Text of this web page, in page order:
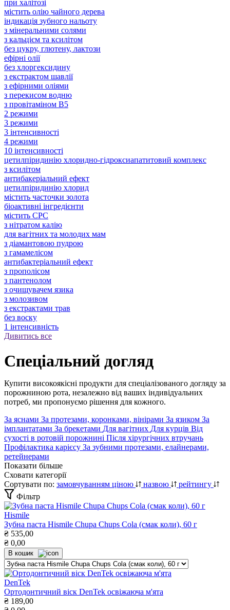
при халітозі
містить олію чайного дерева
індикація зубного нальоту
з мінеральними солями
з кальцієм та ксилітом
без цукру, глютену, лактози
ефірні олії
без хлоргексидину
з екстрактом шавлії
з ефірними оліями
з перекисом водню
з провітаміном В5
2 режими
3 режими
3 інтенсивності
4 режими
10 інтенсивності
цетилпіридинію хлоридно-гідроксиапатитовий комплекс
з ксилітом
антибакеріальний ефект
цетилпіридинію хлорид
містить часточки золота
біоактивні інгредієнти
містить CPC
з нітратом калію
для вагітних та молодих мам
з діамантовою пудрою
з гамамелісом
антибактеріальний ефект
з прополісом
з пантенолом
з очищувачем язика
з молозивом
з екстрактами трав
без воску
1 інтенсивність
Дивитись все
Спеціальний догляд
Купити високоякісні продукти для спеціалізованого догляду за
порожниною рота, незалежно від ваших індивідуальних
потреб, ми пропонуємо рішення для кожного.
За яснами За протезами, коронками, вінірами За язиком За
імплантатами За брекетами Для вагітних Для курців Від
сухості в ротовій порожнині Після хірургічних втручань
Профілактика карієсу За зубними протезами, елайнерами,
ретейнерами
Показати більше
Сховати категорії
Сортувати по: замовчуванням ціною назвою
рейтингу
Фільтр
Hismile
Зубна паста Hismile Chupa Chups Cola (смак коли), 60 г
₴ 535,00
₴ 0,00
В кошик
DenTek
Ортодонтичний віск DenTek освіжаюча м'ята
₴ 189,00